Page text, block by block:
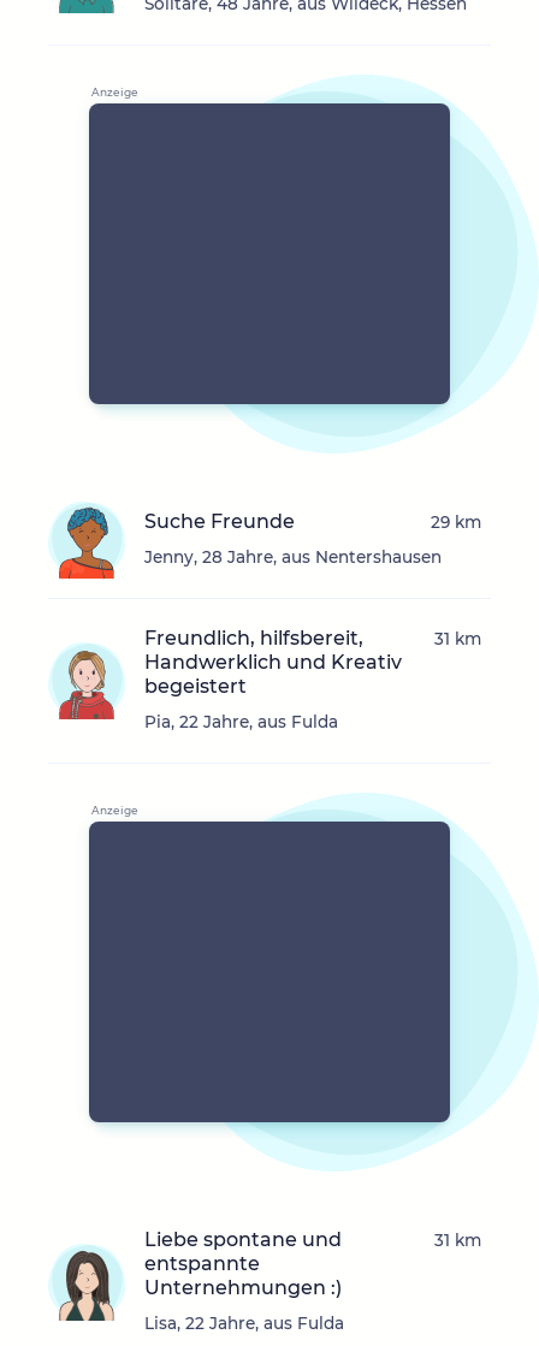
Suche Freunde
Jenny, 28 Jahre, aus Nentershausen
29 km
Freundlich, hilfsbereit,
Handwerklich und Kreativ
begeistert
Pia, 22 Jahre, aus Fulda
31 km
Liebe spontane und
entspannte
Unternehmungen :)
Lisa, 22 Jahre, aus Fulda
31 km